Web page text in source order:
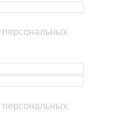
персональных
персональных